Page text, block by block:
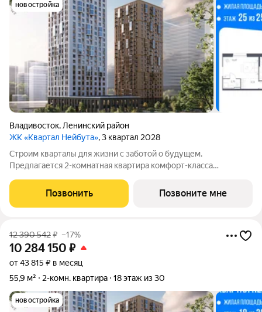
новостройка
Владивосток, Ленинский район
ЖК «Квартал Нейбута», 3 квартал 2028
Строим кварталы для жизни с заботой о будущем.
Предлагается 2-комнатная квартира комфорт-класса
25-м этаже, в жилом комплексе "Квартал Нейбута".Выбирайте
свое место для счастливой жизни: от
Позвонить Позвоните мне
12 390 542₽ –17%
10 284 150 ₽
от 43 815 ₽ в месяц
55,9 м²
2-комн. квартира 18 этаж из 30
новостройка